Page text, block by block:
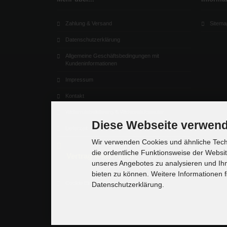
Zahlung & Versand
Datenschutzerklärung
Allgemeine Geschäftsbedingungen mit
Kundeninformationen
Impressum
Kontakt
Vertrag Widerrufen
Cookie Einstellungen
Diese Webseite
Wir verwenden Cookies und ähnliche
die ordentliche Funktionsweise der
unseres Angebotes zu analysieren und
bieten zu können. Weitere Informationen
Datenschutzerklärung.